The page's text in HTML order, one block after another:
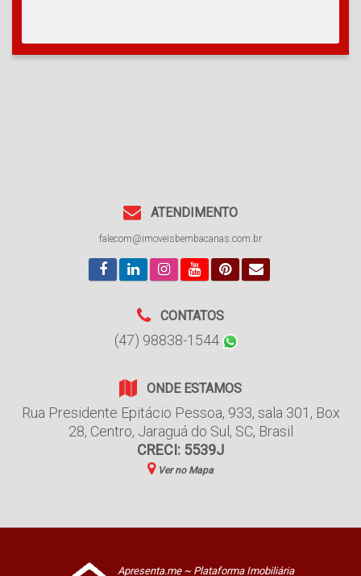
ATENDIMENTO
falecom@imoveisbembacanas.com.br
CONTATOS
(47) 98838-1544
ONDE ESTAMOS
Rua Presidente Epitácio Pessoa, 933, sala 301, Box
28, Centro, Jaraguá do Sul , SC, Brasil
CRECI: 5539J
Ver no Mapa
Apresenta.me ~ Plataforma Imobiliária